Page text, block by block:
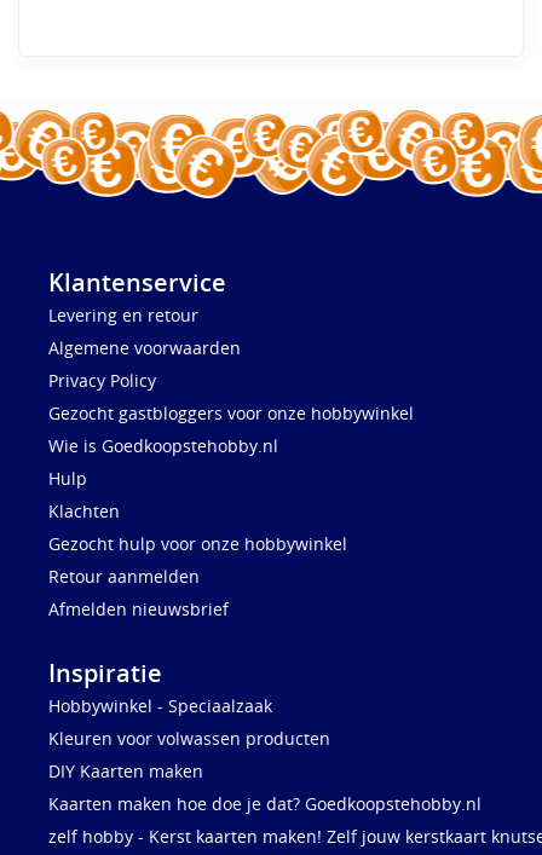
Klantenservice
Levering en retour
Algemene voorwaarden
Privacy Policy
Gezocht gastbloggers voor onze hobbywinkel
Wie is Goedkoopstehobby.nl
Hulp
Klachten
Gezocht hulp voor onze hobbywinkel
Retour aanmelden
Afmelden nieuwsbrief
Inspiratie
Hobbywinkel - Speciaalzaak
Kleuren voor volwassen producten
DIY Kaarten maken
Kaarten maken hoe doe je dat? Goedkoopstehobby.nl
zelf hobby - Kerst kaarten maken! Zelf jouw kerstkaart